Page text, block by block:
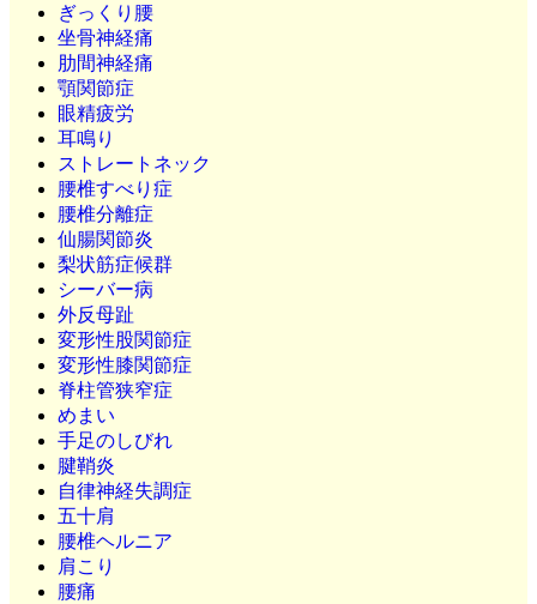
ぎっくり腰
坐骨神経痛
肋間神経痛
顎関節症
眼精疲労
耳鳴り
ストレートネック
腰椎すべり症
腰椎分離症
仙腸関節炎
梨状筋症候群
シーバー病
外反母趾
変形性股関節症
変形性膝関節症
脊柱管狭窄症
めまい
手足のしびれ
腱鞘炎
自律神経失調症
五十肩
腰椎ヘルニア
肩こり
腰痛